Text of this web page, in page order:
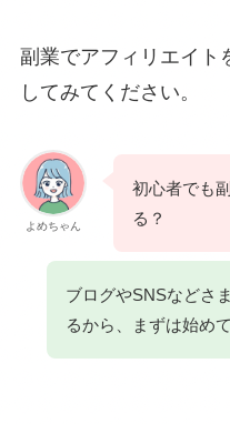
副業でアフィリエイト
してみてください。
よめちゃん
初心者でも
る？
ブログやSNSなどさ
るから、まずは始め